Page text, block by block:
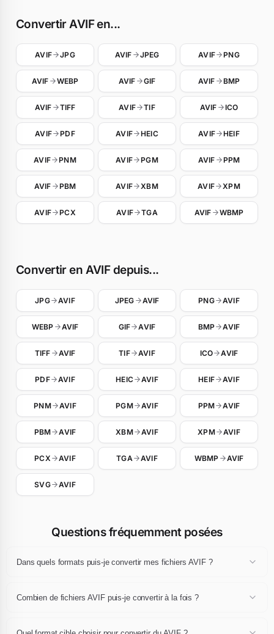
Convertir AVIF en...
AVIF JPG AVIF JPEG AVIF PNG
AVIF WEBP AVIF GIF AVIF BMP
AVIF TIFF AVIF TIF AVIF ICO
AVIF PDF AVIF HEIC AVIF HEIF
AVIF PNM AVIF PGM AVIF PPM
AVIF PBM AVIF XBM AVIF XPM
AVIF PCX AVIF TGA AVIF WBMP
Convertir en AVIF depuis...
JPG AVIF JPEG AVIF PNG AVIF
WEBP AVIF GIF AVIF BMP AVIF
TIFF AVIF TIF AVIF ICO AVIF
PDF AVIF HEIC AVIF HEIF AVIF
PNM AVIF PGM AVIF PPM AVIF
PBM AVIF XBM AVIF XPM AVIF
PCX AVIF TGA AVIF WBMP AVIF
SVG AVIF
Questions fréquemment posées
Dans quels formats puis-je convertir mes fichiers AVIF ?
AVIF, BMP, TIFF, PDF ou ICO. Sélectionnez l'extension de destination
Combien de fichiers AVIF puis-je convertir à la fois ?
10 MB maximum chacun. L'ensemble peut ensuite être téléchargé